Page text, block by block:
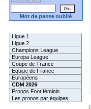
Mot de passe oublié
Ligue 1
Ligue 2
Champions League
Europa League
Coupe de France
Equipe de France
Européens
CDM 2026
Pronos Foot féminin
Les pronos par équipes